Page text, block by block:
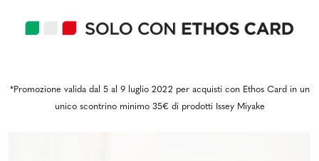
*Promozione valida dal 5 al 9 luglio 2022 per acquisti con Ethos Card in un
unico scontrino minimo 35€ di prodotti Issey Miyake